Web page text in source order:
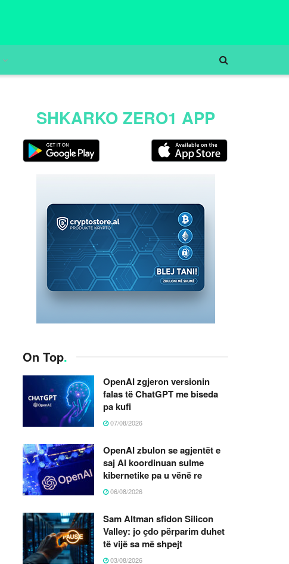
SHKARKO ZERO1 APP
On Top.
OpenAI zgjeron versionin
falas të ChatGPT me biseda
pa kufi
07/08/2026
OpenAI zbulon se agjentët e
saj AI koordinuan sulme
kibernetike pa u vënë re
06/08/2026
Sam Altman sfidon Silicon
Valley: jo çdo përparim duhet
të vijë sa më shpejt
03/08/2026